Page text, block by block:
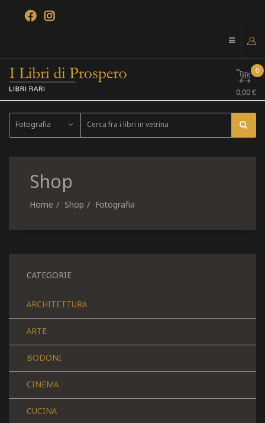
0
0,00 €
Fotografia
Shop
Home Shop Fotografia
CATEGORIE
ARCHITETTURA
ARTE
BODONI
CINEMA
CUCINA